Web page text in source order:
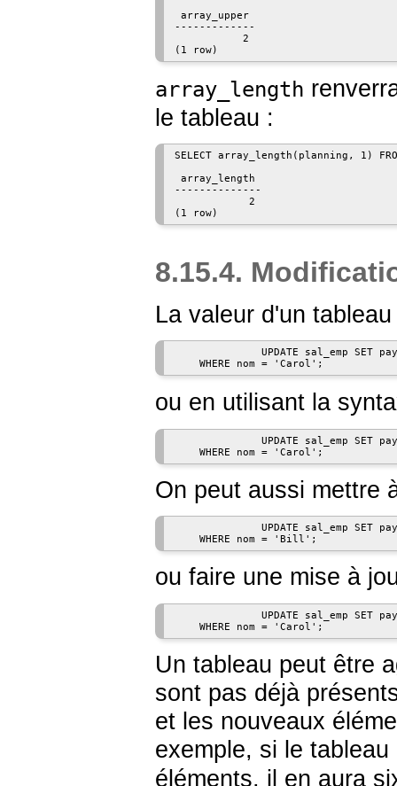
array_upper
-------------
           2
(1 row)
array_length
le tableau :
SELECT array_length(planning, 1)
array_length
--------------
            2
8.15.4.
La valeur d'un
UPDATE sal_emp SET
    WHERE nom = 'Carol';
ou en utilisant la
UPDATE sal_emp SET
    WHERE nom = 'Carol';
On peut aussi mettre
UPDATE sal_emp SET
    WHERE nom = 'Bill';
ou faire une mise à
UPDATE sal_emp SET
    WHERE nom = 'Carol';
Un tableau peut être
sont pas déjà
et les nouveaux
exemple, si le tableau
éléments, il en aura